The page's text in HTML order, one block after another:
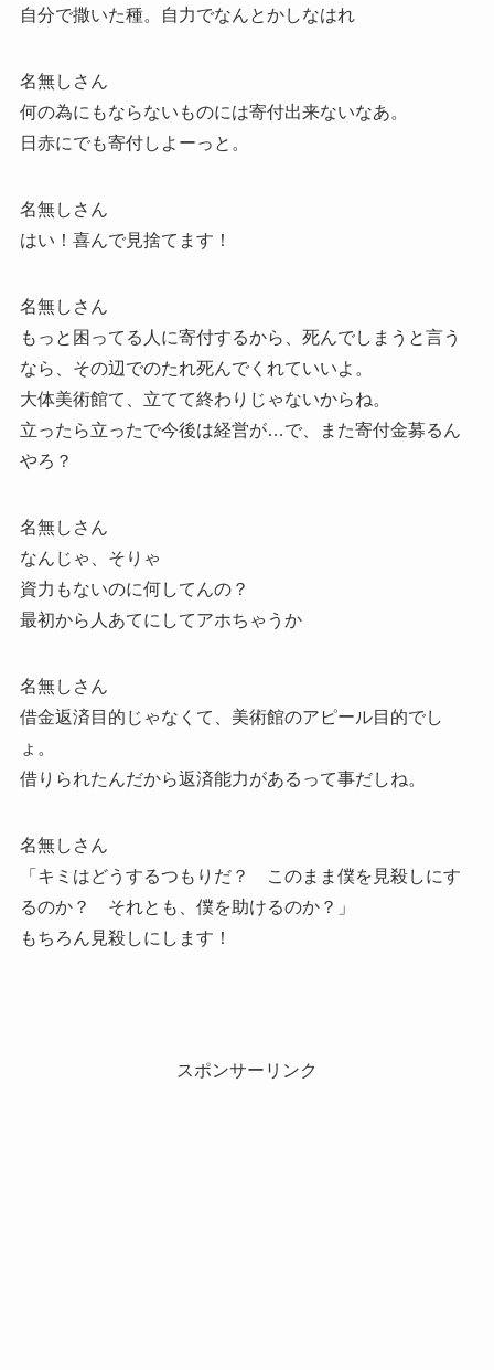
自分で撒いた種。自力でなんとかしなはれ
名無しさん
何の為にもならないものには寄付出来ないなあ。
日赤にでも寄付しよーっと。
名無しさん
はい！喜んで見捨てます！
名無しさん
もっと困ってる人に寄付するから、死んでしまうと言う
なら、その辺でのたれ死んでくれていいよ。
大体美術館て、立てて終わりじゃないからね。
立ったら立ったで今後は経営が…で、また寄付金募るん
やろ？
名無しさん
なんじゃ、そりゃ
資力もないのに何してんの？
最初から人あてにしてアホちゃうか
名無しさん
借金返済目的じゃなくて、美術館のアピール目的でし
ょ。
借りられたんだから返済能力があるって事だしね。
名無しさん
「キミはどうするつもりだ？ このまま僕を見殺しにす
るのか？ それとも、僕を助けるのか？」
もちろん見殺しにします！
スポンサーリンク